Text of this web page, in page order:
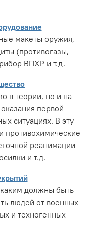
макеты оружия,
(противогазы,
ВПХР и т.д.
в теории, но и на
первой
ситуациях. В эту
противохимические
реанимации
и т.д.
должны быть
людей от военных
и техногенных